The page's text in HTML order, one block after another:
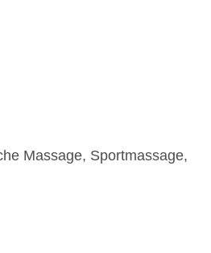
Massage, Sportmassage,